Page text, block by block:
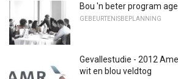
Bou 'n beter program
GEBEURTENISBEPLANNING
Gevallestudie - 2012
wit en blou veldtog